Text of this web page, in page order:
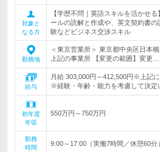
対象と
なる方
【学歴不問｜英語スキルを活かせ
ールの読解と作成や、英文契約書
験などビジネス交渉スキル
勤務地
＜東京営業所＞ 東京都中央区日本
上記の事業所 【変更の範囲】変更…
給与
月給 303,000円～412,500円※上記
※経験・年齢・能力を考慮して決定
初年度
年収
550万円～750万円
勤務
時間
9:00～17:00（実働7時間／休憩60